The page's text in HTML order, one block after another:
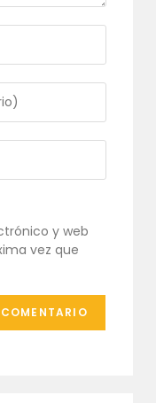
y web
vez que